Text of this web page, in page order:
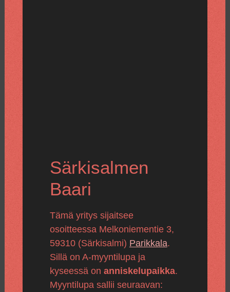
Särkisalmen
Baari
Tämä yritys sijaitsee
osoitteessa Melkoniementie 3,
59310 (Särkisalmi) Parikkala.
Sillä on A-myyntilupa ja
kyseessä on anniskelupaikka.
Myyntilupa sallii seuraavan: